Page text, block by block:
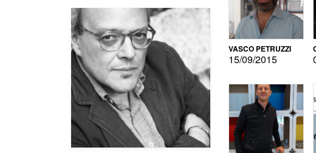
VASCO PETRUZZI
15/09/2015